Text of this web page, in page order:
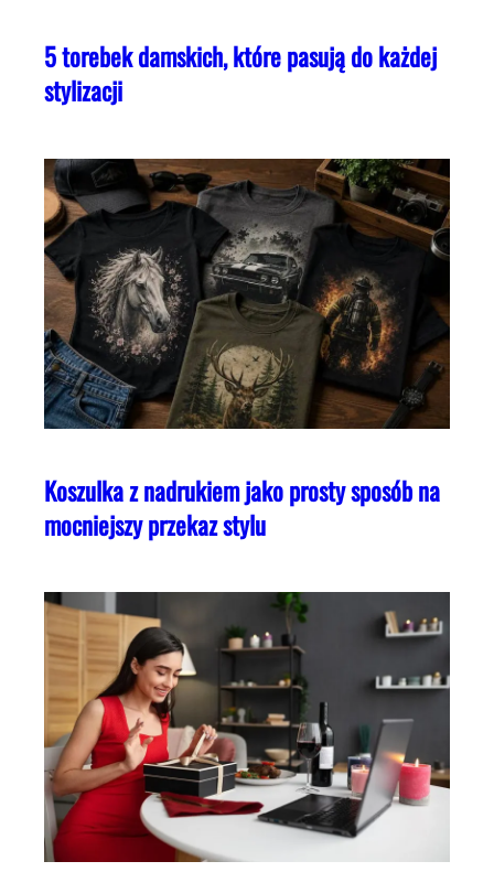
5 torebek damskich, które pasują do każdej
stylizacji
Koszulka z nadrukiem jako prosty sposób na
mocniejszy przekaz stylu